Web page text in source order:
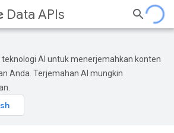
Data APIs
AI untuk menerjemahkan konten
Anda. Terjemahan AI mungkin